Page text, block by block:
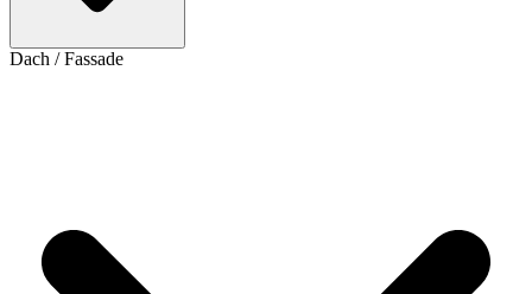
Dach / Fassade